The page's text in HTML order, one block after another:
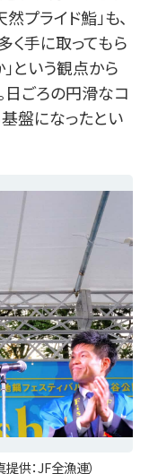
プライド鮨」も、
く手に取ってもら
という観点から
日ごろの円滑なコ
盤になったとい
供：JF全漁連）